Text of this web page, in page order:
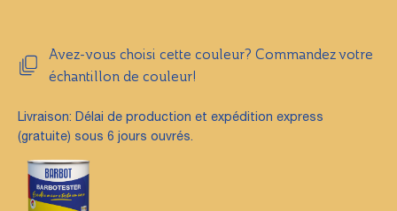
Avez-vous choisi cette couleur? Commandez votre
échantillon de couleur!
Livraison: Délai de production et expédition express
(gratuite) sous 6 jours ouvrés.